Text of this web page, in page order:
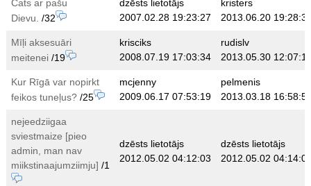
Čats ar pašu
Dievu. /32
dzēsts lietotājs
2007.02.28 19:23:27
kristers
2013.06.20
Mīļi aksesuāri
meitenei/19
krisciks
2008.07.19 17:03:34
rudislv
2013.05.30
Kur Rīgā var nopirkt
feikos tuneļus?/25
mcjenny
2009.06.17 07:53:19
pelmenis
2013.03.18
nejeedziigaa
sviestmaize [pieo
admin, man nav
miikstinaajumziimju] /1
dzēsts lietotājs
2012.05.02 04:12:03
dzēsts lietotājs
2012.05.02